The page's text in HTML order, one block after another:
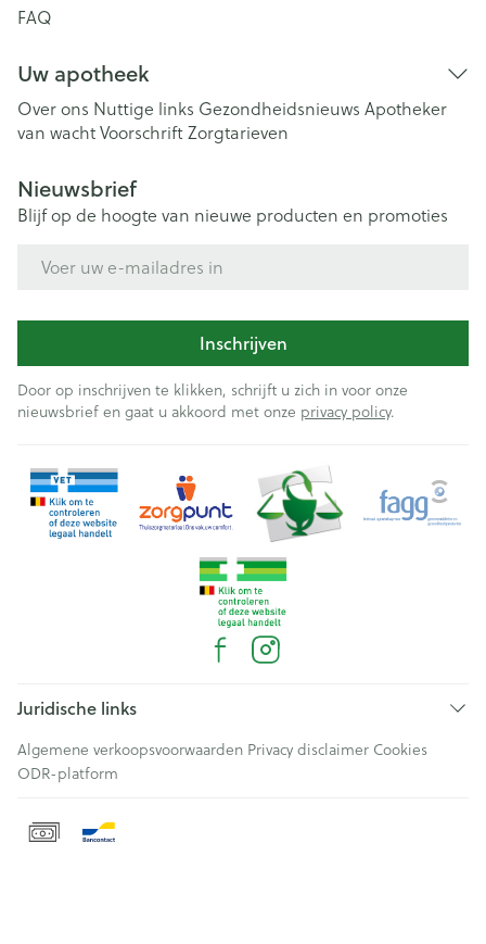
FAQ
Uw apotheek
Over ons Nuttige links Gezondheidsnieuws Apotheker
van wachtVoorschriftZorgtarieven
Nieuwsbrief
Blijf op de hoogte van nieuwe producten en promoties
Inschrijven
Door op inschrijven te klikken, schrijft u zich in voor onze
nieuwsbrief en gaat u akkoord met onze privacy policy.
Juridische links
Algemene verkoopsvoorwaarden Privacy disclaimer Cookies
ODR-platform